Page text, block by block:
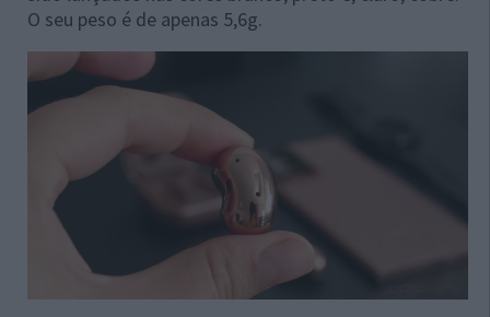
O seu peso é de apenas 5,6g.